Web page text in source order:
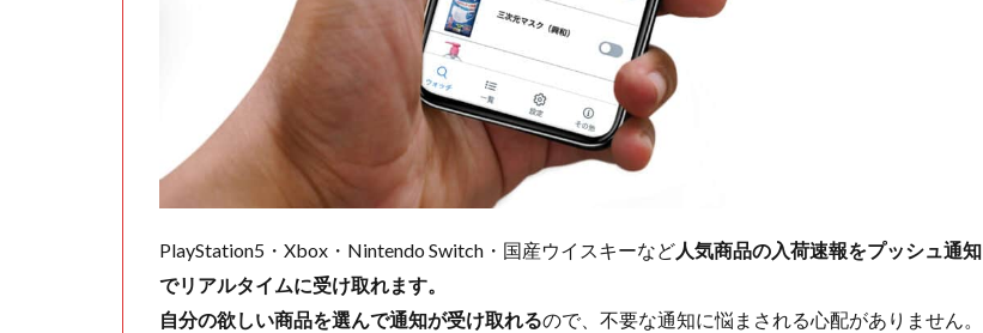
PlayStation5・Xbox・Nintendo Switch・国産ウイスキーなど人気商品の入荷速報をプッシュ通知
でリアルタイムに受け取れます。
自分の欲しい商品を選んで通知が受け取れるので、不要な通知に悩まされる心配がありません。